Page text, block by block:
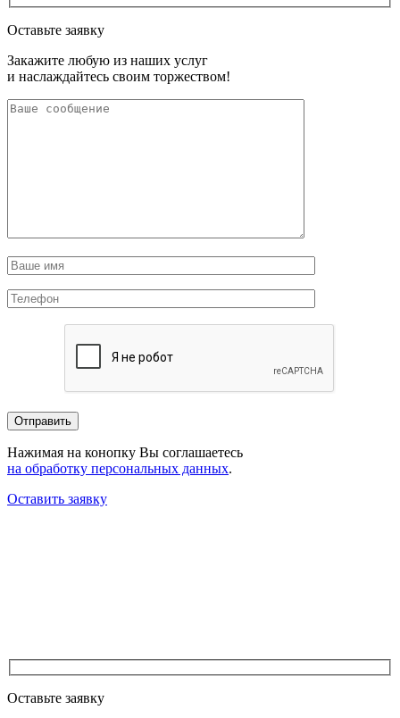
Оставьте заявку
Закажите любую из наших услуг
и наслаждайтесь своим торжеством!
Нажимая на конопку Вы соглашаетесь
на обработку персональных данных.
Оставить заявку
Оставьте заявку